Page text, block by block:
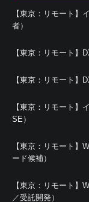
【東京：リモート】
者）
【東京：リモート】
【東京：リモート】
【東京：リモート】
SE）
【東京：リモート】
ード候補）
【東京：リモート】
／受託開発）